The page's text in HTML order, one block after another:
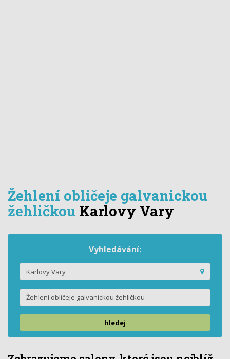
Žehlení obličeje galvanickou
žehličkou Karlovy Vary
Vyhledávání:
hledej